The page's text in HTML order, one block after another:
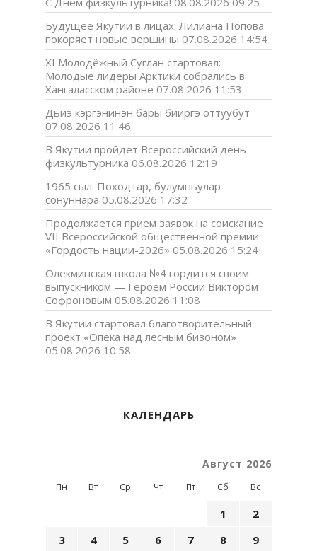
Будущее Якутии в лицах: Лилиана Попова
покоряет новые вершины 07.08.2026 14:54
XI Молодёжный Суглан стартовал:
Молодые лидеры Арктики собрались в
Хангаласском районе 07.08.2026 11:53
Дьиэ кэргэнинэн бары бииргэ оттуубут
07.08.2026 11:46
В Якутии пройдет Всероссийский день
физкультурника 06.08.2026 12:19
1965 сыл. Походтар, булумньулар
сонуннара 05.08.2026 17:32
Продолжается прием заявок на соискание
VII Всероссийской общественной премии
«Гордость нации-2026» 05.08.2026 15:24
Олекминская школа №4 гордится своим
выпускником — Героем России Виктором
Софроновым 05.08.2026 11:08
В Якутии стартовал благотворительный
проект «Опека над лесным бизоном»
05.08.2026 10:58
КАЛЕНДАРЬ
Август 2026
Пн Вт Ср Чт Пт Сб Вс
1
2
3
4 5 6 7 8
9